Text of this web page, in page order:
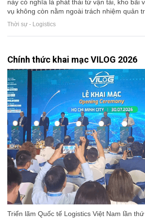
này có nghĩa là phát thải từ vận tải, kho bãi
vụ không còn nằm ngoài trách nhiệm quản
Thời sự - Logistics
Chính thức khai mạc VILOG 2026
Triển lãm Quốc tế Logistics Việt Nam lần